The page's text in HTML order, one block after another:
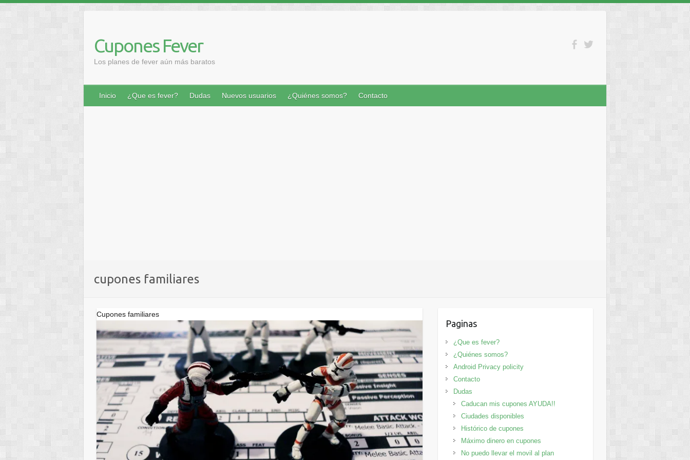
contenido
Cupones Fever
Los planes de fever aún más baratos
Inicio ¿Que es fever? Dudas Nuevos usuarios ¿Quiénes somos? Contacto
cupones familiares
Cupones familiares
Paginas
¿Que es fever?
¿Quiénes somos?
Android Privacy policity
Contacto
Dudas
Caducan mis cupones AYUDA!!
Ciudades disponibles
Histórico de cupones
Máximo dinero en cupones
No puedo llevar el movil al plan